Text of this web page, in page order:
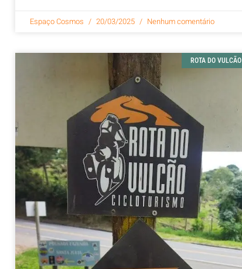
Espaço Cosmos 20/03/2025 Nenhum comentário
ROTA DO VULCÃO